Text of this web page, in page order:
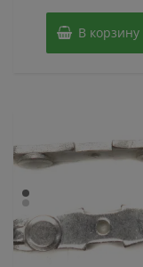
В корзину